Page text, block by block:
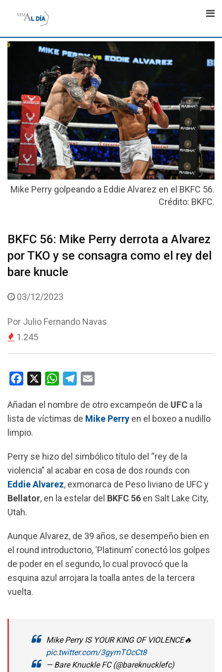
Mike Perry golpeando a Eddie Alvarez en el BKFC 56.
Crédito: BKFC.
BKFC 56: Mike Perry derrota a Alvarez
por TKO y se consagra como el rey del
bare knucle
03/12/2023
Por Julio Fernando Navas
1.245
c
e
b
o
k
W
a
t
p
p
l
e
a
m
a
i
Añadan el nombre de otro excampeón de UFC a la
lista de víctimas de Mike Perry en el boxeo a nudillo
limpio.
Perry se hizo del simbólico título del “rey de la
violencia” al acabar en cosa de dos rounds con
Eddie Alvarez, exmonarca de Peso liviano de UFC y
Bellator, en la estelar del BKFC 56 en Salt Lake City,
Utah.
Aunque Alvarez, de 39 años, se desempeño bien en
el round introductorio, ‘Platinum’ conectó los golpes
de poder en el segundo, lo cual provocó que la
esquina azul arrojara la toalla antes de la tercera
vuelta.
Mike Perry IS YOUR KING OF VIOLENCE🔥
pic.twitter.com/3gymTOcCt8
— Bare Knuckle FC (@bareknucklefc)